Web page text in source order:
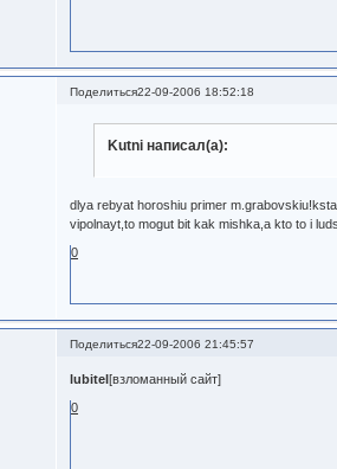
Поделиться22-09-2006 18:52:18
Kutni написал(а):
dlya rebyat horoshiu primer
vipolnayt,to mogut bit kak mishka,a kto to i
0
Поделиться22-09-2006 21:45:57
lubitel [взломанный сайт]
0